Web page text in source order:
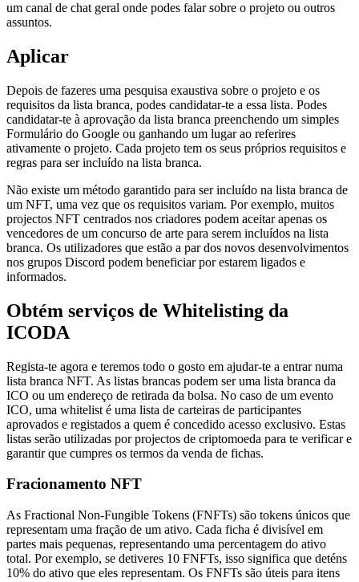
um canal de chat geral onde podes falar sobre o projeto ou outros
assuntos.
Aplicar
Depois de fazeres uma pesquisa exaustiva sobre o projeto e os
requisitos da lista branca, podes candidatar-te a essa lista. Podes
candidatar-te à aprovação da lista branca preenchendo um simples
Formulário do Google ou ganhando um lugar ao referires
ativamente o projeto. Cada projeto tem os seus próprios requisitos e
regras para ser incluído na lista branca.
Não existe um método garantido para ser incluído na lista branca de
um NFT, uma vez que os requisitos variam. Por exemplo, muitos
projectos NFT centrados nos criadores podem aceitar apenas os
vencedores de um concurso de arte para serem incluídos na lista
branca. Os utilizadores que estão a par dos novos desenvolvimentos
nos grupos Discord podem beneficiar por estarem ligados e
informados.
Obtém serviços de Whitelisting da
ICODA
Regista-te agora e teremos todo o gosto em ajudar-te a entrar numa
lista branca NFT. As listas brancas podem ser uma lista branca da
ICO ou um endereço de retirada da bolsa. No caso de um evento
ICO, uma whitelist é uma lista de carteiras de participantes
aprovados e registados a quem é concedido acesso exclusivo. Estas
listas serão utilizadas por projectos de criptomoeda para te verificar e
garantir que cumpres os termos da venda de fichas.
Fracionamento NFT
As Fractional Non-Fungible Tokens (FNFTs) são tokens únicos que
representam uma fração de um ativo. Cada ficha é divisível em
partes mais pequenas, representando uma percentagem do ativo
total. Por exemplo, se detiveres 10 FNFTs, isso significa que deténs
10% do ativo que eles representam. Os FNFTs são úteis para itens